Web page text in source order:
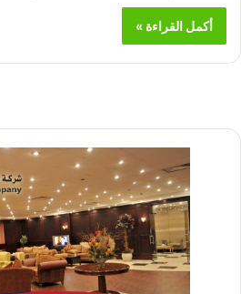
أكمل القراءة »